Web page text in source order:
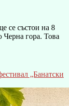
се състои на 8
Черна гора. Това
„Банатски